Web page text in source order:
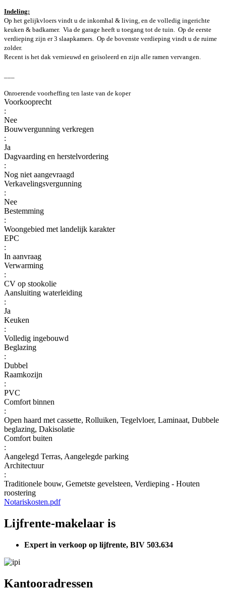
Indeling:
Op het gelijkvloers vindt u de inkomhal & living, en de volledig ingerichte
keuken & badkamer. Via de garage heeft u toegang tot de tuin. Op de eerste
verdieping zijn er 3 slaapkamers. Op de bovenste verdieping vindt u de ruime
zolder.
Recent is het dak vernieuwd en geïsoleerd en zijn alle ramen vervangen.
Onroerende voorheffing ten laste van de koper
Voorkooprecht
:
Nee
Bouwvergunning verkregen
:
Ja
Dagvaarding en herstelvordering
:
Nog niet aangevraagd
Verkavelingsvergunning
:
Nee
Bestemming
:
Woongebied met landelijk karakter
EPC
:
In aanvraag
Verwarming
:
CV op stookolie
Aansluiting waterleiding
:
Ja
Keuken
:
Volledig ingebouwd
Beglazing
:
Dubbel
Raamkozijn
:
PVC
Comfort binnen
:
Open haard met cassette, Rolluiken, Tegelvloer, Laminaat, Dubbele
beglazing, Dakisolatie
Comfort buiten
:
Aangelegd Terras, Aangelegde parking
Architectuur
:
Traditionele bouw, Gemetste gevelsteen, Verdieping - Houten
roostering
Notariskosten.pdf
Lijfrente-makelaar is
Expert in verkoop op lijfrente, BIV 503.634
Kantooradressen